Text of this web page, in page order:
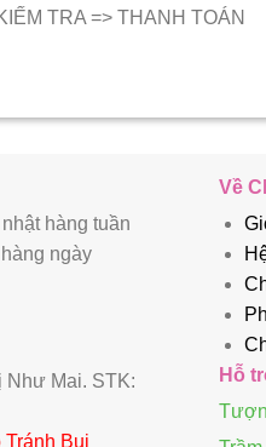
TRA => THANH TOÁN
hàng tuần
ngày
Như Mai. STK:
Tránh Bụi
Về
Hỗ